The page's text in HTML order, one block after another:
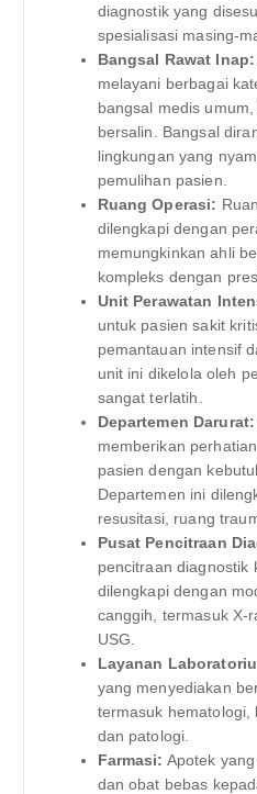
diagnostik yang
spesialisasi masing-
Bangsal Rawat Inap:
melayani berbagai
bangsal medis
bersalin. Bangsal
lingkungan yang
pemulihan pasien.
Ruang Operasi:
dilengkapi dengan
memungkinkan ahli
kompleks dengan
Unit Perawatan
untuk pasien sakit
pemantauan intensif
unit ini dikelola oleh
sangat terlatih.
Departemen Darurat:
memberikan
pasien dengan
Departemen ini
resusitasi, ruang
Pusat Pencitraan
pencitraan diagnostik
dilengkapi dengan
canggih, termasuk X-
USG.
Layanan
yang menyediakan
termasuk hematologi,
dan patologi.
Farmasi: Apotek
dan obat bebas